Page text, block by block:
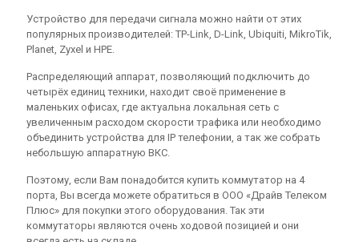
Устройство для передачи сигнала можно найти от этих
популярных производителей: TP-Link, D-Link, Ubiquiti, MikroTik,
Planet, Zyxel и HPE.
Распределяющий аппарат, позволяющий подключить до
четырёх единиц техники, находит своё применение в
маленьких офисах, где актуальна локальная сеть с
увеличенным расходом скорости трафика или необходимо
объединить устройства для IP телефонии, а так же собрать
небольшую аппаратную ВКС.
Поэтому, если Вам понадобится купить коммутатор на 4
порта, Вы всегда можете обратиться в ООО «Драйв Телеком
Плюс» для покупки этого оборудования. Так эти
коммутаторы являются очень ходовой позицией и они